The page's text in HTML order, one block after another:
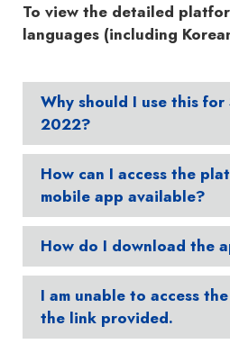
To view the detailed
languages (including
Why should I use this for
2022?
How can I access the
mobile app available?
How do I download the
I am unable to access
the link provided.